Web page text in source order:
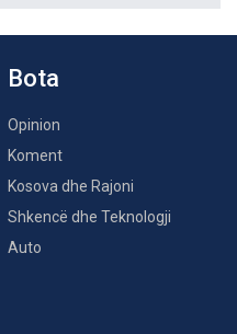
Bota
Opinion
Koment
Kosova dhe Rajoni
Shkencë dhe Teknologji
Auto